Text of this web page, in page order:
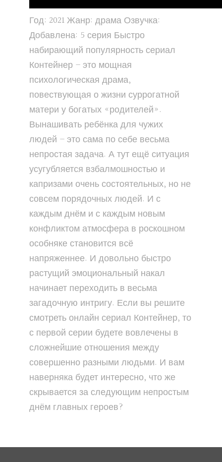
Год: 2021 Жанр: драма Озвучка:
Добавлена: 5 серия Быстро
набирающий популярность сериал
Контейнер – это мощная
психологическая драма,
повествующая о жизни суррогатной
матери у богатых «родителей».
Вынашивать ребёнка для чужих
людей – это сама по себе весьма
непростая задача. А тут ещё ситуация
усугубляется взбалмошностью и
капризами очень состоятельных, но не
совсем порядочных людей. И с
каждым днём и с каждым новым
конфликтом атмосфера в роскошном
особняке становится всё
напряженнее. И довольно быстро
растущий эмоциональный накал
начинает переходить в весьма
загадочную интригу. Если вы решите
смотреть онлайн сериал Контейнер, то
с первой серии будете вовлечены в
сложнейшие отношения между
совершенно разными людьми. И вам
наверняка будет интересно, что же
скрывается за следующим непростым
днём главных героев?